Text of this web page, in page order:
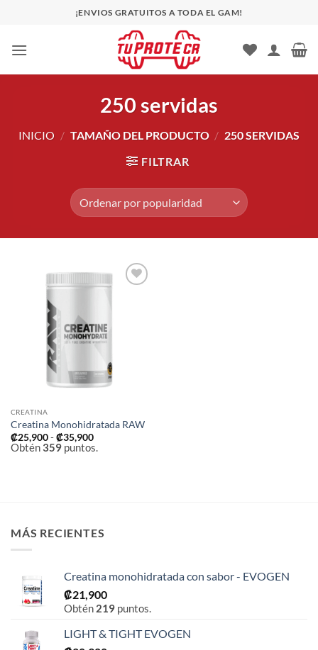
contenido
¡ENVIOS GRATUITOS A TODA EL GAM!
250 servidas
INICIO / TAMAÑO DEL PRODUCTO / 250 SERVIDAS
FILTRAR
CREATINA
Creatina Monohidratada RAW
₡25,900 - ₡35,900Rango
de
precios:
Obtén359puntos.
MÁS RECIENTES
Creatina monohidratada con sabor - EVOGEN
₡21,900
Obtén 219 puntos.
LIGHT & TIGHT EVOGEN